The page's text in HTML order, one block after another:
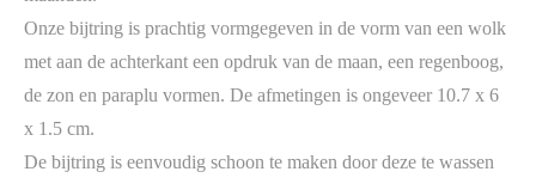
Onze bijtring is prachtig vormgegeven in de vorm van een wolk
met aan de achterkant een opdruk van de maan, een regenboog,
de zon en paraplu vormen. De afmetingen is ongeveer 10.7 x 6
x 1.5 cm.
De bijtring is eenvoudig schoon te maken door deze te wassen